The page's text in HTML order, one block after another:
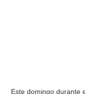
Este domingo durante